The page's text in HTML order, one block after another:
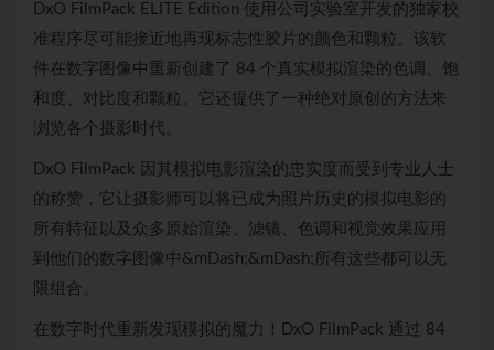
DxO FilmPack ELITE Edition 使用公司实验室开发的独家校
准程序尽可能接近地再现标志性胶片的颜色和颗粒。该软
件在数字图像中重新创建了 84 个真实模拟渲染的色调、饱
和度、对比度和颗粒。它还提供了一种绝对原创的方法来
浏览各个摄影时代。
DxO FilmPack 因其模拟电影渲染的忠实度而受到专业人士
的称赞，它让摄影师可以将已成为照片历史的模拟电影的
所有特征以及众多原始渲染、滤镜、色调和视觉效果应用
到他们的数字图像中&mDash;&mDash;所有这些都可以无
限组合。
在数字时代重新发现模拟的魔力！DxO FilmPack 通过 84